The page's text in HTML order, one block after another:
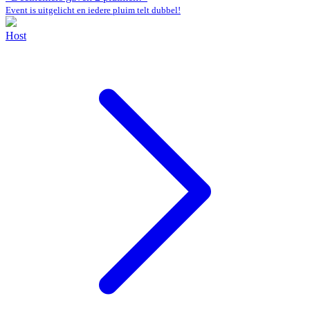
Event is uitgelicht en iedere pluim telt dubbel!
Host